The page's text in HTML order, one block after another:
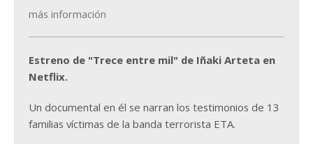
más información
Estreno de "Trece entre mil" de Iñaki Arteta en
Netflix.
Un documental en él se narran los testimonios de 13
familias víctimas de la banda terrorista ETA.